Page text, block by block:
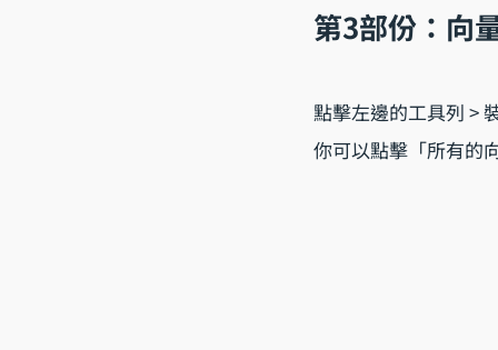
第3部份：向
點擊左邊的工具列 >
你可以點擊「所有的